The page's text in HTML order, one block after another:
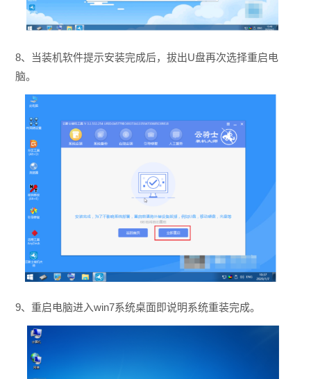
8、当装机软件提示安装完成后，拔出U盘再次选择重启电
脑。
9、重启电脑进入win7系统桌面即说明系统重装完成。